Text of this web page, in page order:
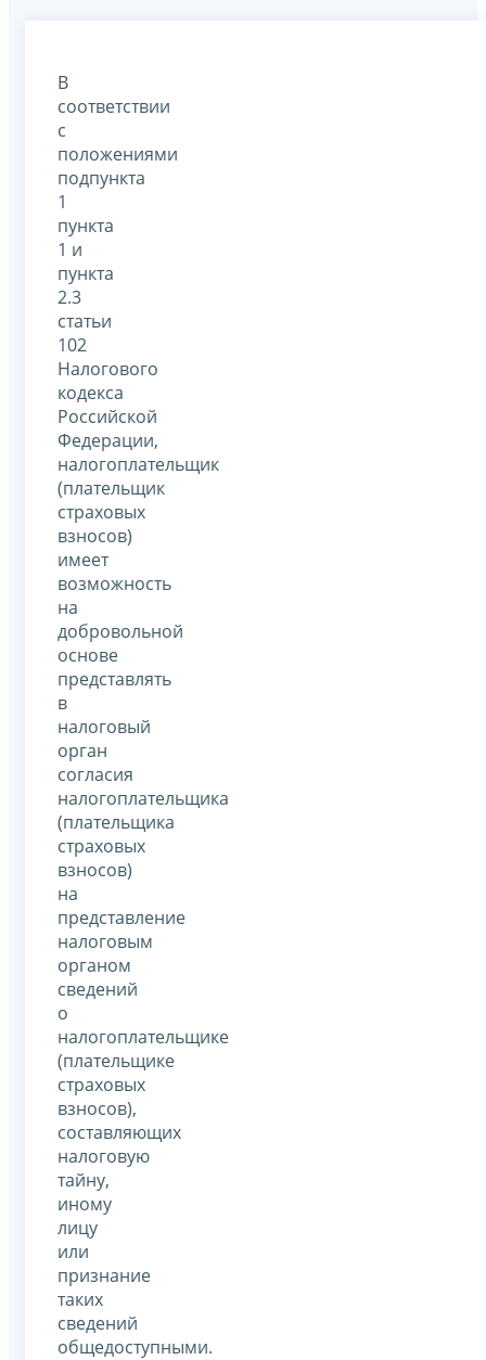
В
соответствии
с
положениями
подпункта
1
пункта
1 и
пункта
2.3
статьи
102
Налогового
кодекса
Российской
Федерации,
налогоплательщик
(плательщик
страховых
взносов)
имеет
возможность
на
добровольной
основе
представлять
в
налоговый
орган
согласия
налогоплательщика
(плательщика
страховых
взносов)
на
представление
налоговым
органом
сведений
о
налогоплательщике
(плательщике
страховых
взносов),
составляющих
налоговую
тайну,
иному
лицу
или
признание
таких
сведений
общедоступными.